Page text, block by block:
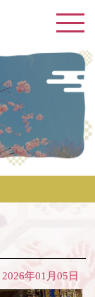
2026年01月05日